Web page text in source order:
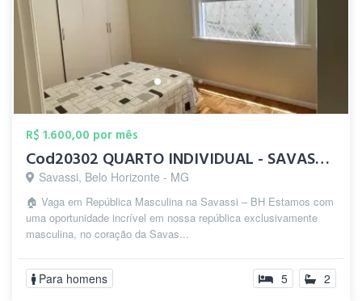
R$ 1.600,00 por mês
Cod20302 QUARTO INDIVIDUAL - SAVASSI - P...
Savassi, Belo Horizonte - MG
🏠 Vaga em República Masculina na Savassi – BH Estamos com
uma oportunidade incrível em nossa república exclusivamente
masculina, no coração da Savas...
Para homens 5 2